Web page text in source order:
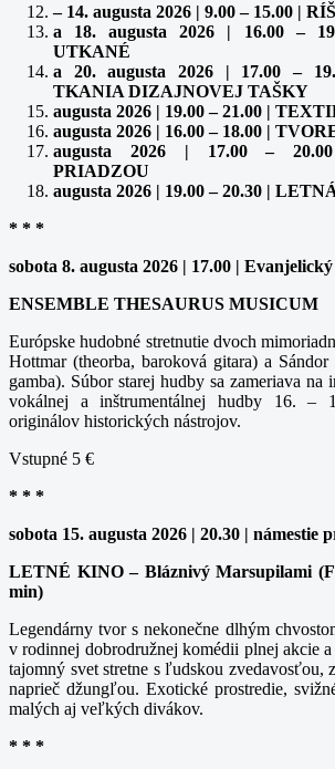
– 14. augusta 2026 | 9.00 – 15.00 |
a 18. augusta 2026 | 16.00 –
UTKANÉ
a 20. augusta 2026 | 17.00 –
TKANIA DIZAJNOVEJ TAŠKY
augusta 2026 | 19.00 – 21.00 |
augusta 2026 | 16.00 – 18.00 |
augusta 2026 | 17.00 –
PRIADZOU
augusta 2026 | 19.00 – 20.30 |
* * *
sobota 8. augusta 2026 | 17.00 |
ENSEMBLE THESAURUS MUSICUM
Európske hudobné stretnutie dvoch
Hottmar (theorba, baroková gitara) a Sándor
gamba). Súbor starej hudby sa zameriava na
vokálnej a inštrumentálnej hudby 16. –
originálov historických nástrojov.
Vstupné 5 €
* * *
sobota 15. augusta 2026 | 20.30 | námestie
LETNÉ KINO – Bláznivý Marsupilami
min)
Legendárny tvor s nekonečne dlhým
v rodinnej dobrodružnej komédii plnej akcie
tajomný svet stretne s ľudskou zvedavosťou,
naprieč džungľou. Exotické prostredie,
malých aj veľkých divákov.
* * *